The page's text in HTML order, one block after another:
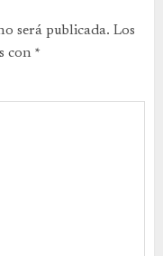
será publicada. Los
con *